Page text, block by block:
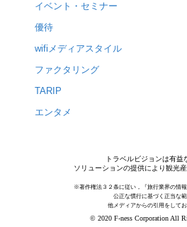
イベント・セミナー
優待
wifiメディアスタイル
ファクタリング
TARIP
エンタメ
トラベルビジョンは有益
ソリューションの提供により観光産
※著作権法３２条に従い，『旅行業界の情報
公正な慣行に基づく正当な
他メディアからの引用をしてお
© 2020 F-ness Corporation All